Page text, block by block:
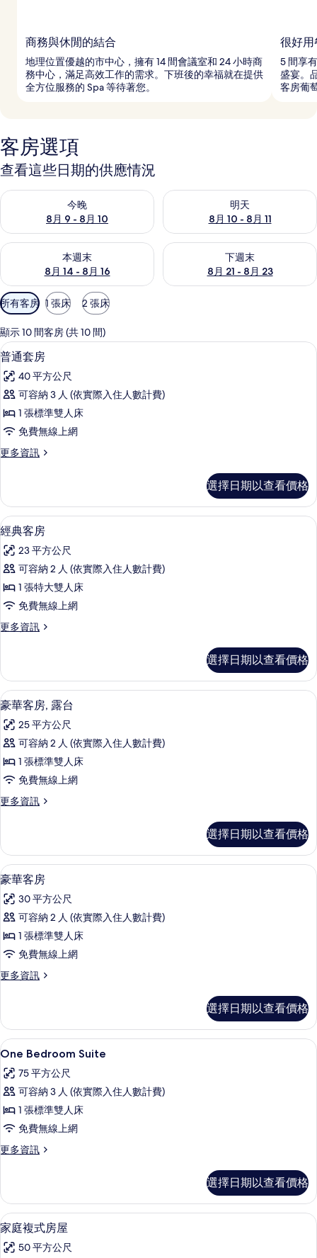
商務與休閒的結合
地理位置優越的市中心，擁有 14 間會議室和 24 小時商
務中心，滿足高效工作的需求。下班後的幸福就在提供
全方位服務的 Spa 等待著您。
很好用
5 間享
盛宴。
客房葡
客房選項
查看這些日期的供應情況
今晚
8月 9 - 8月 10
查看今晚 (8月 9 - 8月 10) 的供應情況
明天
8月 10 - 8月 11
查看明天 (8月 10 - 8月 11) 的
本週末
8月 14 - 8月 16
查看本週末 (8月 14 - 8月 16) 的供應情況
下週末
8月 21 - 8月 23
查看下週末 (8月 21 - 8月 23)
可
用
的
客
房
篩
選
條
所有客房 1 張床 2 張床
顯示 10 間客房 (共 10 間)
顯
示
普
通
套
房
的
有
相
片
普通套房 | 高級寢具、迷你吧、客房內
6
普通套房
40 平方公尺
可容納 3 人 (依實際入住人數計費)
1 張標準雙人床
免費無線上網
更多資訊
更
套
房
的
情
選擇日期以查看價格
顯
示
經
典
客
房
的
有
相
片
經典客房 | 高級寢具、迷你吧、客房內
5
經典客房
23 平方公尺
可容納 2 人 (依實際入住人數計費)
1 張特大雙人床
免費無線上網
更多資訊
更
客
房
的
情
選擇日期以查看價格
顯
示
豪
華
客
房,
露
的
所
有
相
片
高級寢具、迷你吧、客房內保險箱、書
5
豪華客房, 露台
25 平方公尺
可容納 2 人 (依實際入住人數計費)
1 張標準雙人床
免費無線上網
更多資訊
更
客
房,
露
的
詳
選擇日期以查看價格
顯
示
豪
華
客
房
的
有
相
片
高級寢具、迷你吧、客房內保險箱、書
10
豪華客房
30 平方公尺
可容納 2 人 (依實際入住人數計費)
1 張標準雙人床
免費無線上網
更多資訊
更
客
房
的
情
選擇日期以查看價格
顯
示
One
Bedroom
Suite
的
所
片
One Bedroom Suite | 高級寢具、迷
25
One Bedroom Suite
75 平方公尺
可容納 3 人 (依實際入住人數計費)
1 張標準雙人床
免費無線上網
更多資訊
更
Suite
的
詳
情
選擇日期以查看價格
顯
示
家庭複式房屋 | 高級寢具、迷你吧、
7
家庭複式房屋
50 平方公尺